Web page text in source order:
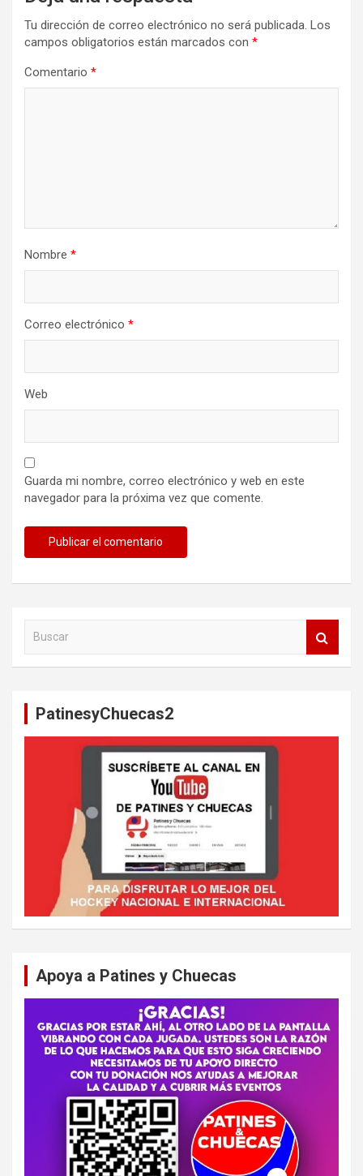
Tu dirección de correo electrónico no será publicada. Los
campos obligatorios están marcados con *
Comentario *
Nombre *
Correo electrónico *
Web
Guarda mi nombre, correo electrónico y web en este
navegador para la próxima vez que comente.
PatinesyChuecas2
Apoya a Patines y Chuecas